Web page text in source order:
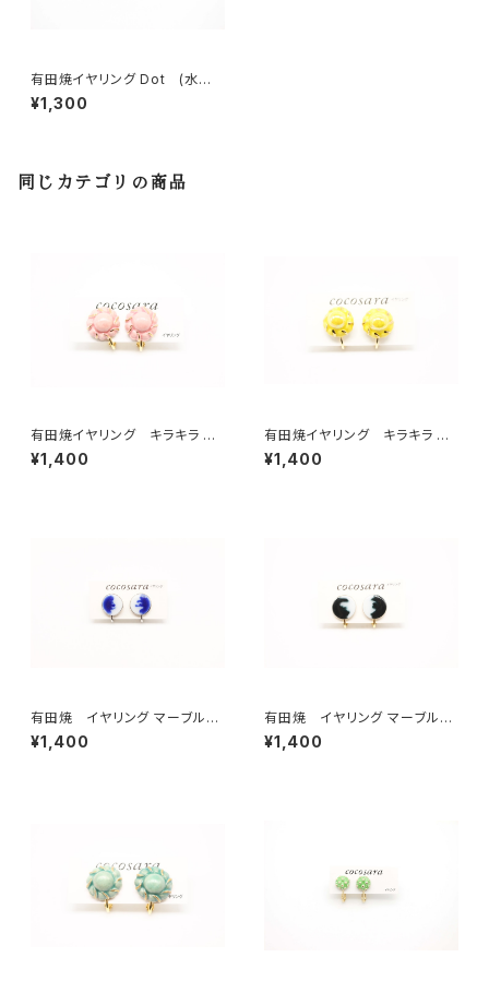
有田焼イヤリング Dot (水色
②)
¥1,300
同じカテゴリの商品
有田焼イヤリング キラキラ ラ
ウンド ピンク
¥1,400
有田焼イヤリング キラキラ ラ
ウンド イエロー
¥1,400
有田焼 イヤリング マーブル
ホワイト×ブルー
¥1,400
有田焼 イヤリング マーブル
ホワイト×ブラック
¥1,400